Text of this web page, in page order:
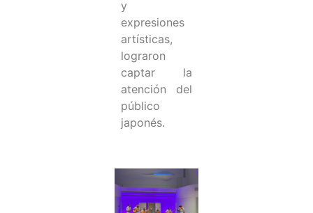
y
expresiones
artísticas,
lograron
captar la
atención del
público
japonés.